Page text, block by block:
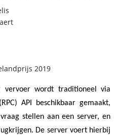
2019
vervoer wordt traditioneel via
API beschikbaar gemaakt,
stellen aan een server, en
De server voert hierbij